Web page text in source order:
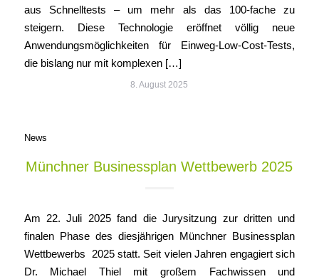
aus Schnelltests – um mehr als das 100-fache zu
steigern. Diese Technologie eröffnet völlig neue
Anwendungsmöglichkeiten für Einweg-Low-Cost-Tests,
die bislang nur mit komplexen […]
8. August 2025
News
Münchner Businessplan Wettbewerb 2025
Am 22. Juli 2025 fand die Jurysitzung zur dritten und
finalen Phase des diesjährigen Münchner Businessplan
Wettbewerbs 2025 statt. Seit vielen Jahren engagiert sich
Dr. Michael Thiel mit großem Fachwissen und